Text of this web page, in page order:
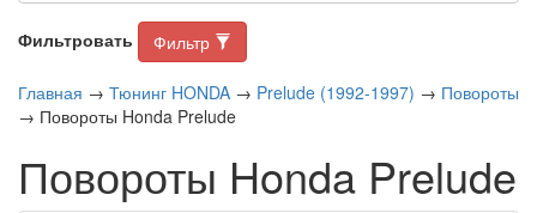
Фильтровать Фильтр
Главная → Тюнинг HONDA → Prelude (1992-1997) → Повороты
→ Повороты Honda Prelude
Повороты Honda Prelude